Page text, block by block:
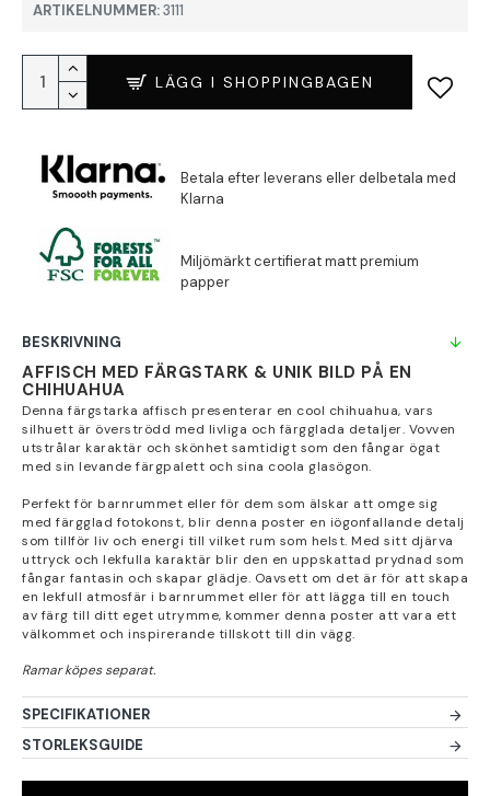
ARTIKELNUMMER:3111
LÄGG I SHOPPINGBAGEN
BESKRIVNING
AFFISCH MED FÄRGSTARK & UNIK BILD PÅ EN
CHIHUAHUA
Denna färgstarka affisch presenterar en cool chihuahua, vars
silhuett är överströdd med livliga och färgglada detaljer. Vovven
utstrålar karaktär och skönhet samtidigt som den fångar ögat
med sin levande färgpalett och sina coola glasögon.
Perfekt för barnrummet eller för dem som älskar att omge sig
med färgglad fotokonst, blir denna poster en iögonfallande detalj
som tillför liv och energi till vilket rum som helst. Med sitt djärva
uttryck och lekfulla karaktär blir den en uppskattad prydnad som
fångar fantasin och skapar glädje. Oavsett om det är för att skapa
en lekfull atmosfär i barnrummet eller för att lägga till en touch
av färg till ditt eget utrymme, kommer denna poster att vara ett
välkommet och inspirerande tillskott till din vägg.
SPECIFIKATIONER
STORLEKSGUIDE